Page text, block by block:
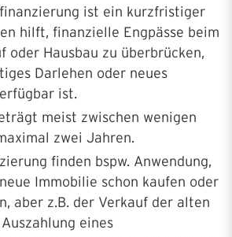
ist ein kurzfristiger
hilft, finanzielle Engpässe beim
oder Hausbau zu überbrücken,
Darlehen oder neues
ist.
meist zwischen wenigen
zwei Jahren.
finden bspw. Anwendung,
Immobilie schon kaufen oder
aber z.B. der Verkauf der alten
eines